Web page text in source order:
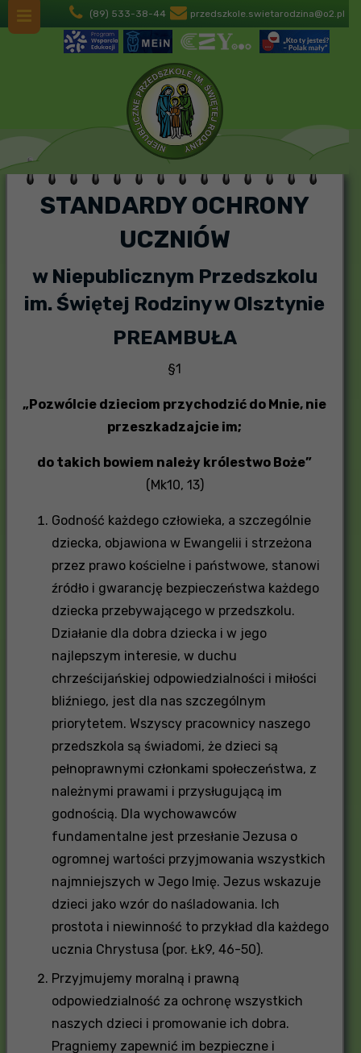
(89) 533-38-44 przedszkole.swietarodzina@o2.pl
STANDARDY OCHRONY
UCZNIÓW
w Niepublicznym Przedszkolu
im. Świętej Rodziny w Olsztynie
PREAMBUŁA
§1
„Pozwólcie dzieciom przychodzić do Mnie, nie
przeszkadzajcie im;
do takich bowiem należy królestwo Boże”
(Mk10, 13)
Godność każdego człowieka, a szczególnie
dziecka, objawiona w Ewangelii i strzeżona
przez prawo kościelne i państwowe, stanowi
źródło i gwarancję bezpieczeństwa każdego
dziecka przebywającego w przedszkolu.
Działanie dla dobra dziecka i w jego
najlepszym interesie, w duchu
chrześcijańskiej odpowiedzialności i miłości
bliźniego, jest dla nas szczególnym
priorytetem. Wszyscy pracownicy naszego
przedszkola są świadomi, że dzieci są
pełnoprawnymi członkami społeczeństwa, z
należnymi prawami i przysługującą im
godnością. Dla wychowawców
fundamentalne jest przesłanie Jezusa o
ogromnej wartości przyjmowania wszystkich
najmniejszych w Jego Imię. Jezus wskazuje
dzieci jako wzór do naśladowania. Ich
prostota i niewinność to przykład dla każdego
ucznia Chrystusa (por. Łk9, 46-50).
Przyjmujemy moralną i prawną
odpowiedzialność za ochronę wszystkich
naszych dzieci i promowanie ich dobra.
Pragniemy zapewnić im bezpieczne i